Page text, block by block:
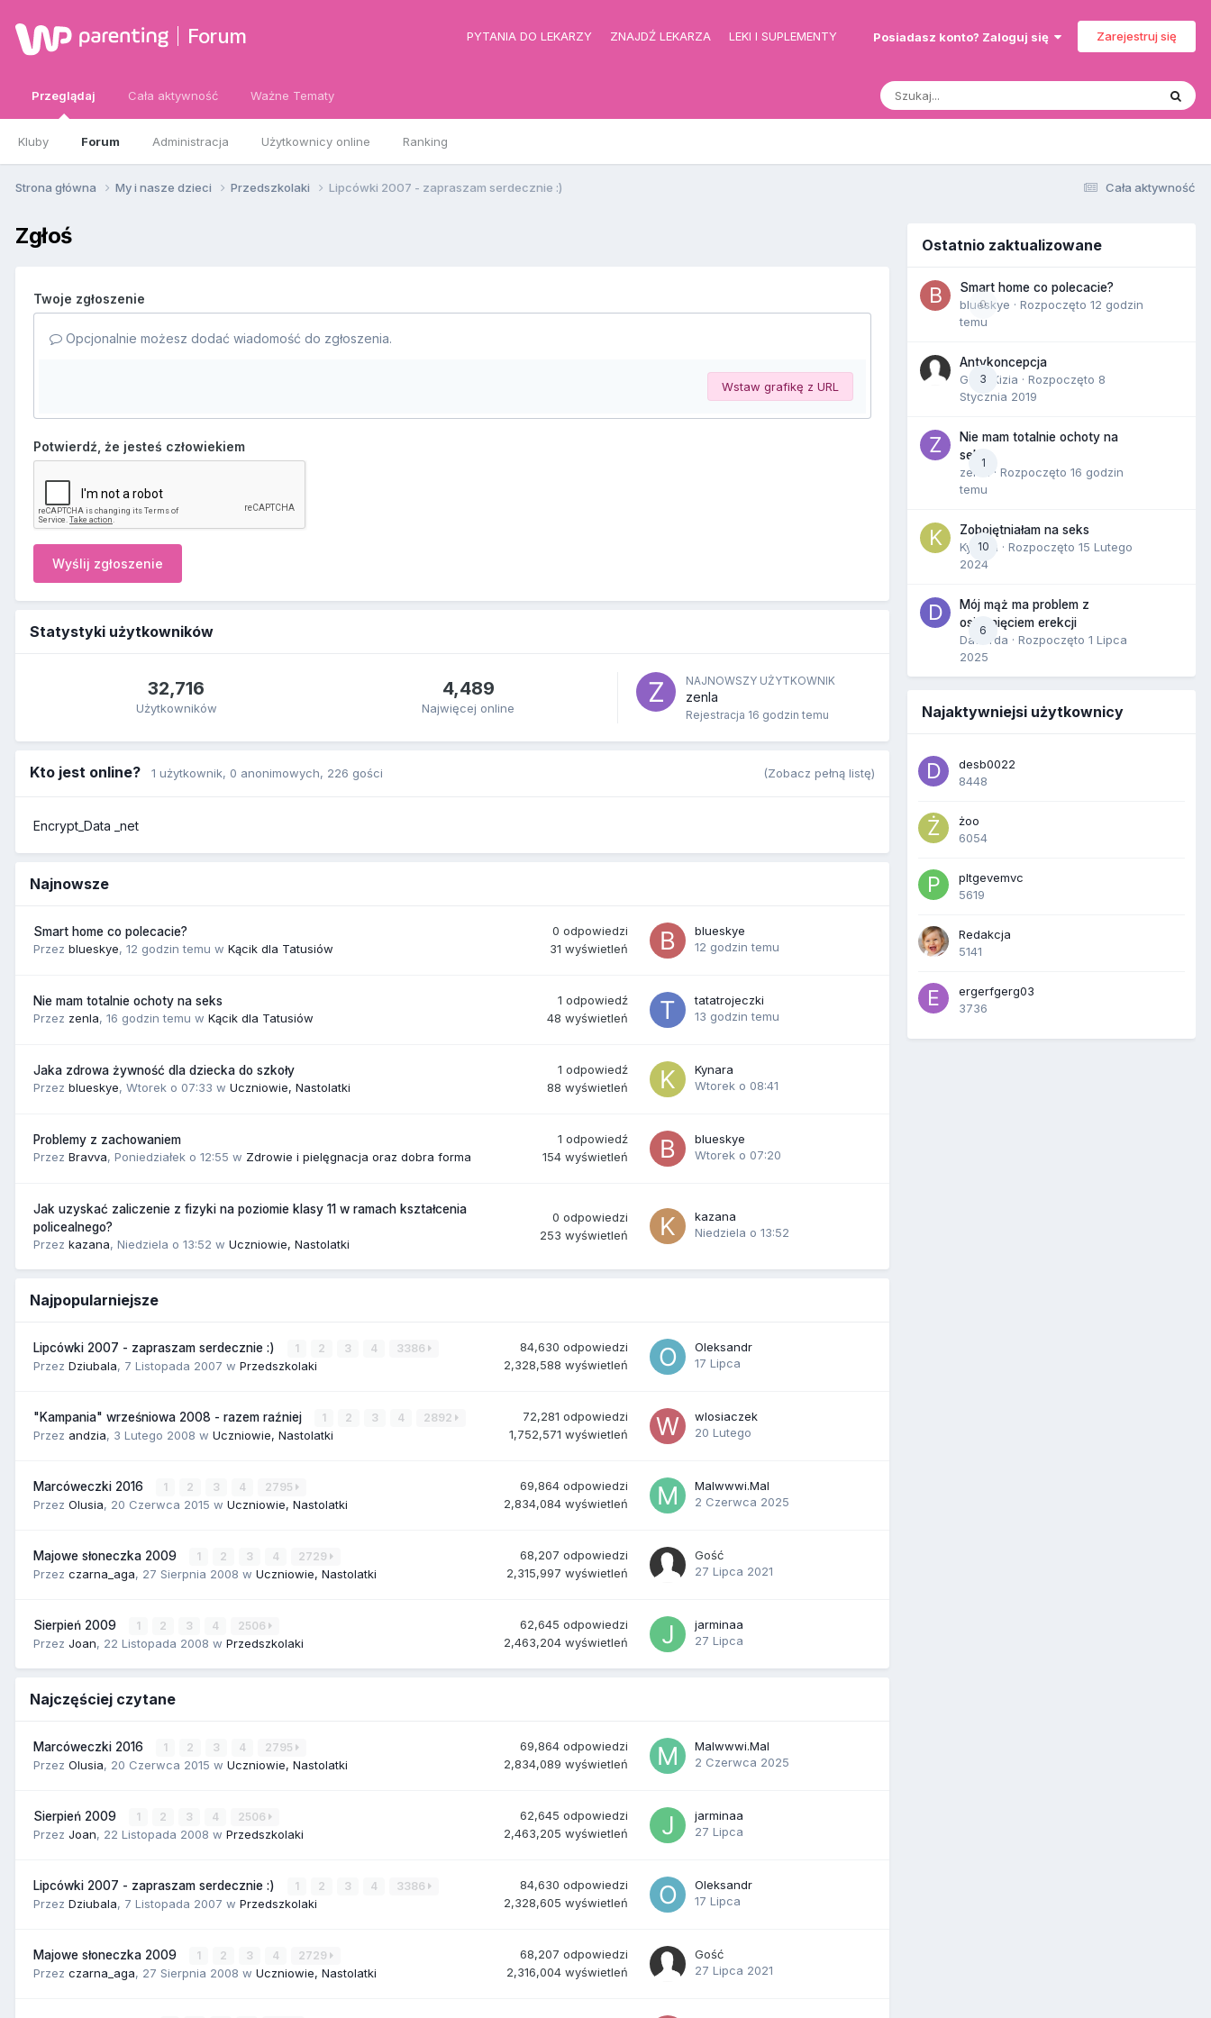
Forum PYTANIA DO LEKARZY ZNAJDŹ LEKARZA LEKI I SUPLEMENTY Posiadasz konto? Zaloguj się Zarejestruj się
Przeglądaj
Kluby Forum Administracja Użytkownicy online Ranking
Cała aktywność Ważne Tematy
Cała aktywność
Strona główna My i nasze dzieci Przedszkolaki Lipcówki 2007 - zapraszam serdecznie :)
Zgłoś
Twoje zgłoszenie
Opcjonalnie możesz dodać wiadomość do zgłoszenia.
Wstaw grafikę z URL
Potwierdź, że jesteś człowiekiem
Wyślij zgłoszenie
Statystyki użytkowników
32,716
Użytkowników
4,489
Najwięcej online
NAJNOWSZY UŻYTKOWNIK
zenla
Rejestracja 16 godzin temu
Kto jest online? 1 użytkownik, 0 anonimowych, 226 gości (Zobacz pełną listę)
Encrypt_Data _net
Najnowsze
Smart home co polecacie?
Przez blueskye, 12 godzin temu w Kącik dla Tatusiów
0 odpowiedzi
31 wyświetleń
blueskye
12 godzin temu
Nie mam totalnie ochoty na seks
Przez zenla, 16 godzin temu w Kącik dla Tatusiów
1 odpowiedź
48 wyświetleń
tatatrojeczki
13 godzin temu
Jaka zdrowa żywność dla dziecka do szkoły
Przez blueskye, Wtorek o 07:33 w Uczniowie, Nastolatki
1 odpowiedź
88 wyświetleń
Kynara
Wtorek o 08:41
Problemy z zachowaniem
Przez Bravva, Poniedziałek o 12:55 w Zdrowie i pielęgnacja oraz dobra forma
1 odpowiedź
154 wyświetleń
blueskye
Wtorek o 07:20
Jak uzyskać zaliczenie z fizyki na poziomie klasy 11 w ramach kształcenia
policealnego?
Przez kazana, Niedziela o 13:52 w Uczniowie, Nastolatki
0 odpowiedzi
253 wyświetleń
kazana
Niedziela o 13:52
Najpopularniejsze
Lipcówki 2007 - zapraszam serdecznie :) 1 2 3 4 3386
Przez Dziubala, 7 Listopada 2007 w Przedszkolaki
84,630 odpowiedzi
2,328,588 wyświetleń
Oleksandr
17 Lipca
"Kampania" wrześniowa 2008 - razem raźniej 1 2 3 4 2892
Przez andzia, 3 Lutego 2008 w Uczniowie, Nastolatki
72,281 odpowiedzi
1,752,571 wyświetleń
wlosiaczek
20 Lutego
Marcóweczki 2016 1 2 3 4 2795
Przez Olusia, 20 Czerwca 2015 w Uczniowie, Nastolatki
69,864 odpowiedzi
2,834,084 wyświetleń
Malwwwi.Mal
2 Czerwca 2025
Majowe słoneczka 2009 1 2 3 4 2729
Przez czarna_aga, 27 Sierpnia 2008 w Uczniowie, Nastolatki
68,207 odpowiedzi
2,315,997 wyświetleń
Gość
27 Lipca 2021
Sierpień 2009 1 2 3 4 2506
Przez Joan, 22 Listopada 2008 w Przedszkolaki
62,645 odpowiedzi
2,463,204 wyświetleń
jarminaa
27 Lipca
Najczęściej czytane
Marcóweczki 2016 1 2 3 4 2795
Przez Olusia, 20 Czerwca 2015 w Uczniowie, Nastolatki
69,864 odpowiedzi
2,834,089 wyświetleń
Malwwwi.Mal
2 Czerwca 2025
Sierpień 2009 1 2 3 4 2506
Przez Joan, 22 Listopada 2008 w Przedszkolaki
62,645 odpowiedzi
2,463,205 wyświetleń
jarminaa
27 Lipca
Lipcówki 2007 - zapraszam serdecznie :) 1 2 3 4 3386
Przez Dziubala, 7 Listopada 2007 w Przedszkolaki
84,630 odpowiedzi
2,328,605 wyświetleń
Oleksandr
17 Lipca
Majowe słoneczka 2009 1 2 3 4 2729
Przez czarna_aga, 27 Sierpnia 2008 w Uczniowie, Nastolatki
68,207 odpowiedzi
2,316,004 wyświetleń
Gość
27 Lipca 2021
Ostatnio zaktualizowane
0
Smart home co polecacie?
blueskye · Rozpoczęto 12 godzin
temu
3
Antykoncepcja
Gość Kizia · Rozpoczęto 8
Stycznia 2019
1
Nie mam totalnie ochoty na
seks
zenla
· Rozpoczęto 16 godzin
temu
10
Zobojętniałam na seks
Kynara · Rozpoczęto 15 Lutego
2024
6
Mój mąż ma problem z
osiągnięciem erekcji
Dafiorda · Rozpoczęto 1 Lipca
2025
Najaktywniejsi użytkownicy
desb0022
8448
żoo
6054
pltgevemvc
5619
Redakcja
5141
ergerfgerg03
3736